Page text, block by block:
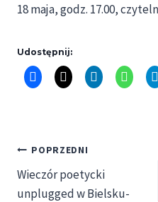
18 maja, godz. 17.00,
Udostępnij:
Nawigacja
wpisu
POPRZEDNI
Wieczór poetycki
unplugged w Bielsku-